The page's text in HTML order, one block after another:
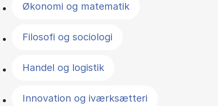
Økonomi og matematik
Filosofi og sociologi
Handel og logistik
Innovation og iværksætteri